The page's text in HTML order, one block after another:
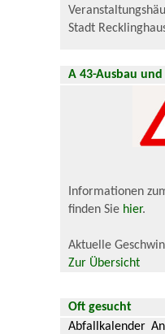
Stadt
A 43-Ausbau
Informationen
finden Sie hier.
Aktuelle
Zur Übersicht
Oft gesucht
Abfallkalender